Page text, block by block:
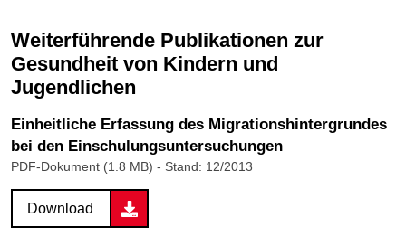
Weiterführende Publikationen zur
Gesundheit von Kindern und
Jugendlichen
Einheitliche Erfassung des Migrationshintergrundes
bei den Einschulungsuntersuchungen
PDF-Dokument (1.8 MB) - Stand: 12/2013
Download